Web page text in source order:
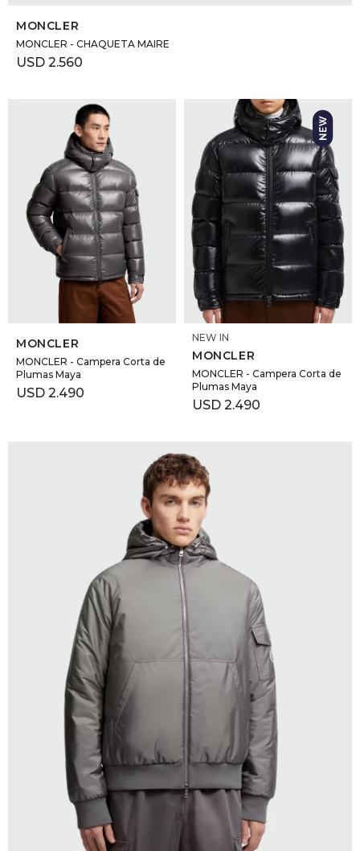
MONCLER
MONCLER - CHAQUETA MAIRE
USD 2.560
SELECCIONAR TALLE
MONCLER
MONCLER - Campera Corta de
Plumas Maya
USD 2.490
SELECCIONAR TALLE
NEW IN
MONCLER
MONCLER - Campera Corta de
Plumas Maya
USD 2.490